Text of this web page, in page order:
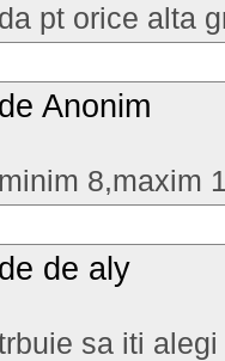
da pt orice alta
de Anonim
minim 8,maxim
de de aly
sa iti